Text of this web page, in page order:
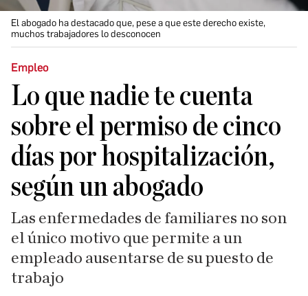
El abogado ha destacado que, pese a que este derecho existe,
muchos trabajadores lo desconocen
Empleo
Lo que nadie te cuenta
sobre el permiso de cinco
días por hospitalización,
según un abogado
Las enfermedades de familiares no son
el único motivo que permite a un
empleado ausentarse de su puesto de
trabajo